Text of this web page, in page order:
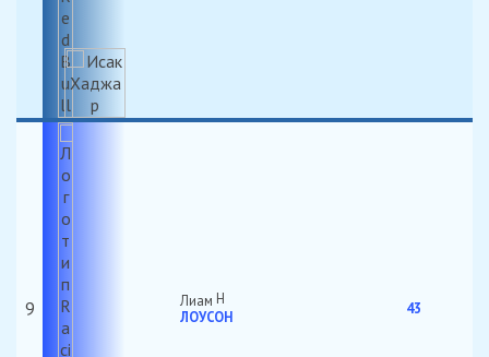
9
Лиам
ЛОУСОН
43